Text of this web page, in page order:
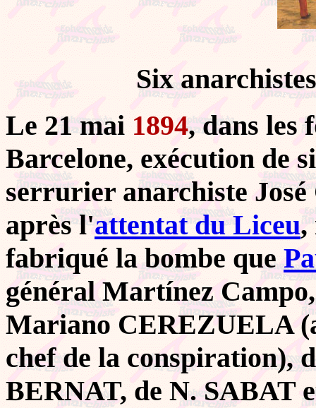
Six
Le 21 mai 1894, dans les
Barcelone, exécution de
serrurier anarchiste
après l'attentat du Liceu,
fabriqué la bombe que
général Martínez
Mariano CEREZUELA
chef de la conspiration),
BERNAT, de N. SABAT